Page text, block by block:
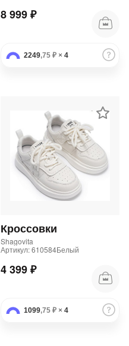
8 999 ₽
2249,75 ₽ × 4
Кроссовки
Shagovita
Артикул: 610584Белый
4 399 ₽
1099,75 ₽ × 4